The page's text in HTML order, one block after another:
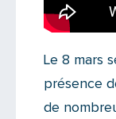
Le 8 mars
présence
de